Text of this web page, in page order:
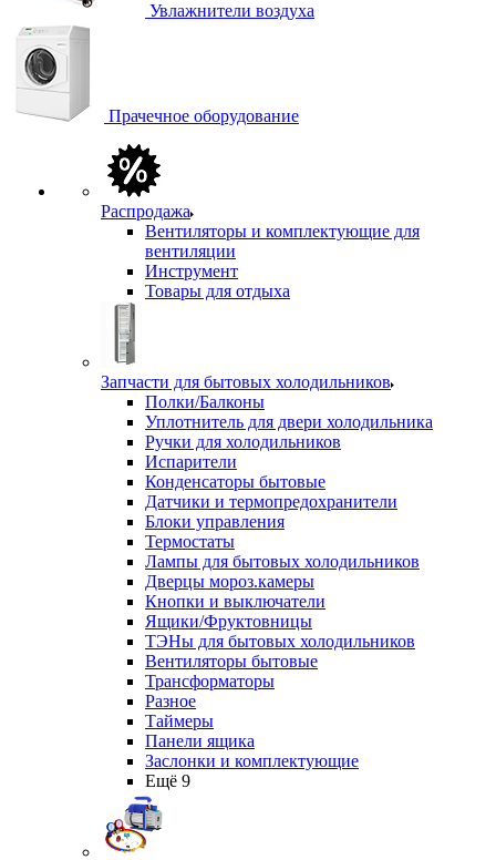
Увлажнители воздуха
Прачечное оборудование
Распродажа
Вентиляторы и комплектующие для
вентиляции
Инструмент
Товары для отдыха
Запчасти для бытовых холодильников
Полки/Балконы
Уплотнитель для двери холодильника
Ручки для холодильников
Испарители
Конденсаторы бытовые
Датчики и термопредохранители
Блоки управления
Термостаты
Лампы для бытовых холодильников
Дверцы мороз.камеры
Кнопки и выключатели
Ящики/Фруктовницы
ТЭНы для бытовых холодильников
Вентиляторы бытовые
Трансформаторы
Разное
Таймеры
Панели ящика
Заслонки и комплектующие
Ещё 9